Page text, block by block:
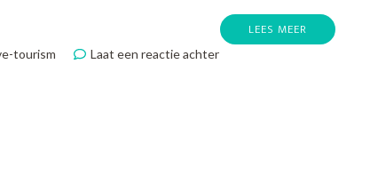
LEES MEER
tourism Laat een reactie achterop